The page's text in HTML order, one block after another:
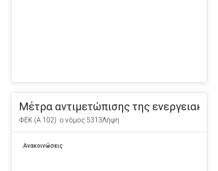
Μέτρα αντιμετώπισης της ενεργειακής
ΦΕΚ (Α 102) ο νόμος 5313Λήψη
Ανακοινώσεις